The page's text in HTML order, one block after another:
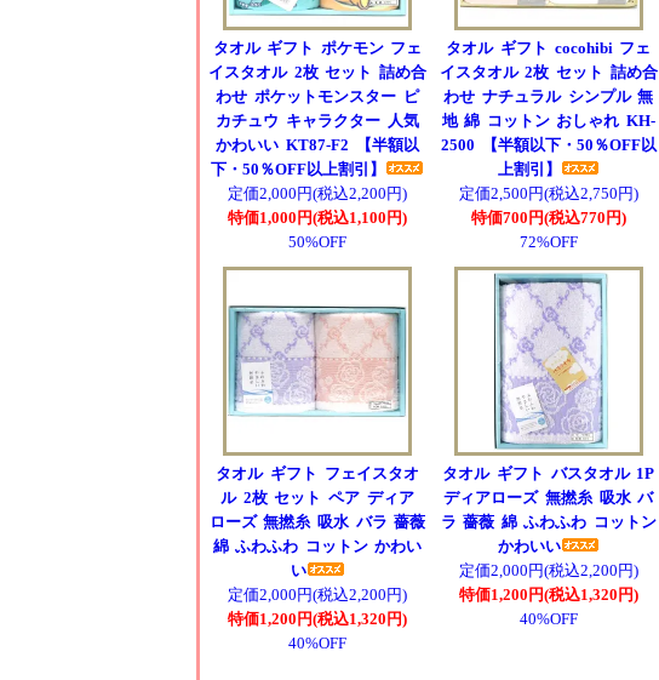
タオル ギフト ポケモン フェ
イスタオル 2枚 セット 詰め合
わせ ポケットモンスター ピ
カチュウ キャラクター 人気
かわいい KT87-F2 【半額以
下・50％OFF以上割引】
定価2,000円(税込2,200円)
特価1,000円(税込1,100円)
50%OFF
タオル ギフト cocohibi フェ
イスタオル 2枚 セット 詰め合
わせ ナチュラル シンプル 無
地 綿 コットン おしゃれ KH-
2500 【半額以下・50％OFF以
上割引】
定価2,500円(税込2,750円)
特価700円(税込770円)
72%OFF
タオル ギフト フェイスタオ
ル 2枚 セット ペア ディア
ローズ 無撚糸 吸水 バラ 薔薇
綿 ふわふわ コットン かわい
い
定価2,000円(税込2,200円)
特価1,200円(税込1,320円)
40%OFF
タオル ギフト バスタオル 1P
ディアローズ 無撚糸 吸水 バ
ラ 薔薇 綿 ふわふわ コットン
かわいい
定価2,000円(税込2,200円)
特価1,200円(税込1,320円)
40%OFF